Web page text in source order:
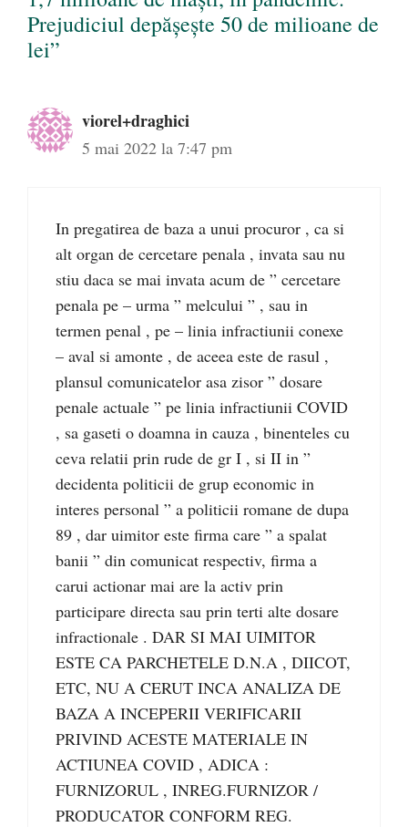
Prejudiciul depășește 50 de milioane de
lei”
viorel+draghici
5 mai 2022 la 7:47 pm
In pregatirea de baza a unui procuror , ca si
alt organ de cercetare penala , invata sau nu
stiu daca se mai invata acum de ” cercetare
penala pe – urma ” melcului ” , sau in
termen penal , pe – linia infractiunii conexe
– aval si amonte , de aceea este de rasul ,
plansul comunicatelor asa zisor ” dosare
penale actuale ” pe linia infractiunii COVID
, sa gaseti o doamna in cauza , binenteles cu
ceva relatii prin rude de gr I , si II in ”
decidenta politicii de grup economic in
interes personal ” a politicii romane de dupa
89 , dar uimitor este firma care ” a spalat
banii ” din comunicat respectiv, firma a
carui actionar mai are la activ prin
participare directa sau prin terti alte dosare
infractionale . DAR SI MAI UIMITOR
ESTE CA PARCHETELE D.N.A , DIICOT,
ETC, NU A CERUT INCA ANALIZA DE
BAZA A INCEPERII VERIFICARII
PRIVIND ACESTE MATERIALE IN
ACTIUNEA COVID , ADICA :
FURNIZORUL , INREG.FURNIZOR /
PRODUCATOR CONFORM REG.